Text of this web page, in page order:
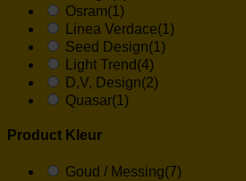
Osram(1)
Linea Verdace(1)
Seed Design(1)
Light Trend (4)
D,V, Design(2)
Quasar(1)
Product Kleur
Goud / Messing(7)